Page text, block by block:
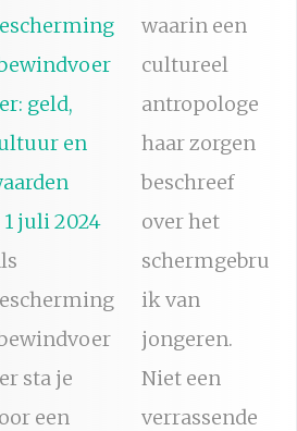
geld,
en
1 juli 2024
sta je
een
waarin een
cultureel
antropologe
haar zorgen
beschreef
over het
schermgebru
ik van
jongeren.
Niet een
verrassende